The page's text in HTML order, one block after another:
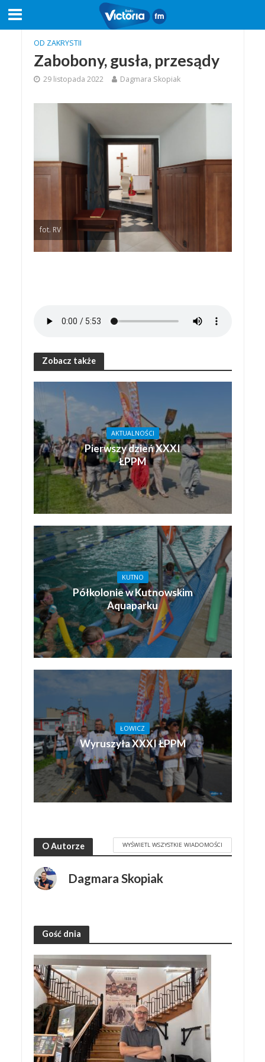
OD ZAKRYSTII
Zabobony, gusła, przesądy
29 listopada 2022 Dagmara Skopiak
fot. RV
Zobacz także
AKTUALNOŚCI
Pierwszy dzień XXXI
ŁPPM
KUTNO
Półkolonie w Kutnowskim
Aquaparku
ŁOWICZ
Wyruszyła XXXI ŁPPM
O Autorze WYŚWIETL WSZYSTKIE WIADOMOŚCI
Dagmara Skopiak
Gość dnia